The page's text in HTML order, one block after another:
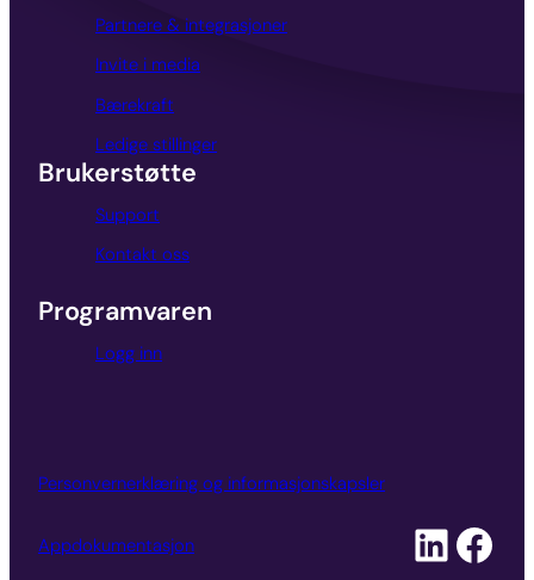
Partnere & integrasjoner
Invite i media
Bærekraft
Ledige stillinger
Brukerstøtte
Support
Kontakt oss
Programvaren
Logg inn
Personvernerklæring og informasjonskapsler
Appdokumentasjon